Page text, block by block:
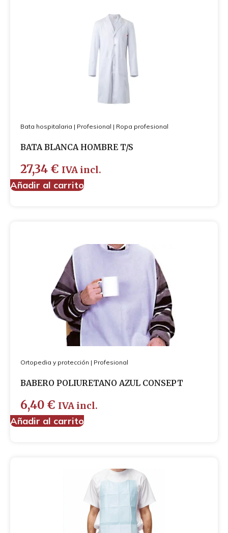
Bata hospitalaria | Profesional | Ropa profesional
BATA BLANCA HOMBRE T/S
27,34 € IVA incl.
Añadir al carrito
Ortopedia y protección | Profesional
BABERO POLIURETANO AZUL CONSEPT
6,40 € IVA incl.
Añadir al carrito